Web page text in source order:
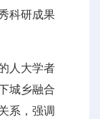
科研成果
人大学者
城乡融合
系，强调